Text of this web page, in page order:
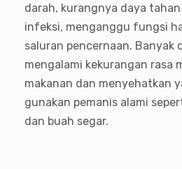
darah, kurangnya daya
infeksi, menganggu fungsi
saluran pencernaan. Banyak
mengalami kekurangan rasa
makanan dan menyehatkan
gunakan pemanis alami
dan buah segar.